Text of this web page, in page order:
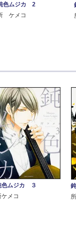
色ムジカ 2
ケメコ
色ムジカ ３
ケメコ